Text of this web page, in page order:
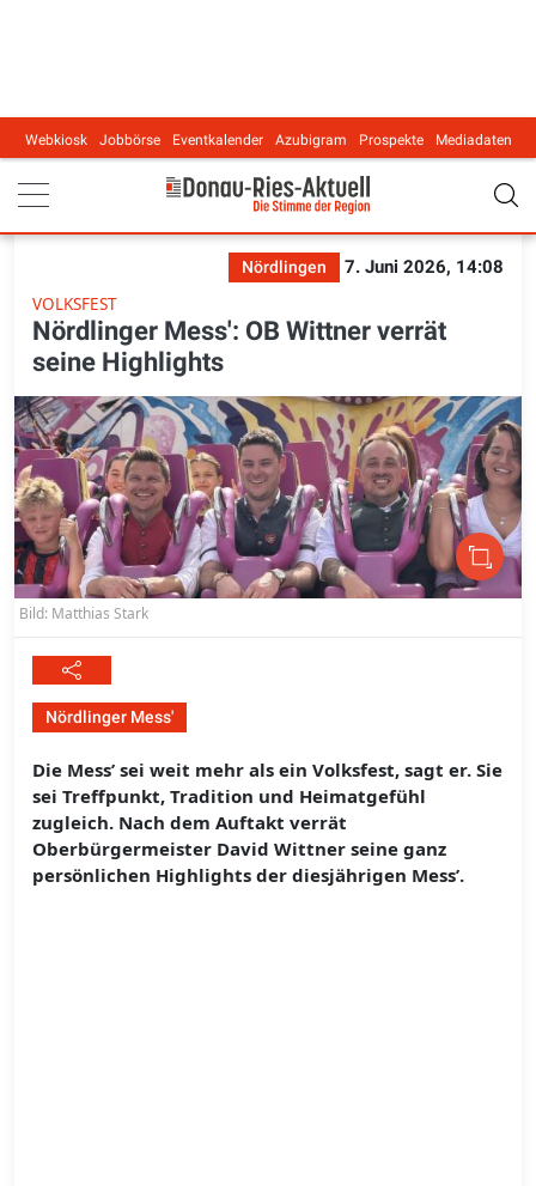
Main navigation
Webkiosk Jobbörse Eventkalender Azubigram Prospekte Mediadaten
Nördlingen
7. Juni 2026, 14:08
VOLKSFEST
Nördlinger Mess': OB Wittner verrät
seine Highlights
Bild: Matthias Stark
Nördlinger Mess'
Die Mess’ sei weit mehr als ein Volksfest, sagt er. Sie
sei Treffpunkt, Tradition und Heimatgefühl
zugleich. Nach dem Auftakt verrät
Oberbürgermeister David Wittner seine ganz
persönlichen Highlights der diesjährigen Mess’.